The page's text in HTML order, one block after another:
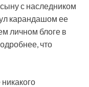
с наследником
карандашом ее
личном блоге в
что